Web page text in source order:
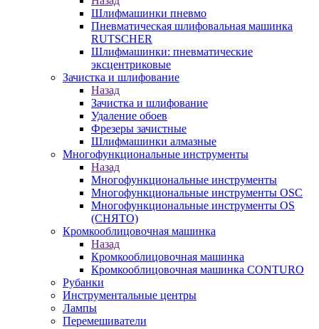
Шлифмашинки пневмо
Пневматическая шлифовальная машинка
RUTSCHER
Шлифмашинки: пневматические
эксцентриковые
Зачистка и шлифование
Назад
Зачистка и шлифование
Удаление обоев
Фрезеры зачистные
Шлифмашинки алмазные
Многофункциональные инструменты
Назад
Многофункциональные инструменты
Многофункциональные инструменты OSC
Многофункциональные инструменты OS
(СНЯТО)
Кромкооблицовочная машинка
Назад
Кромкооблицовочная машинка
Кромкооблицовочная машинка CONTURO
Рубанки
Инструментальные центры
Лампы
Перемешиватели